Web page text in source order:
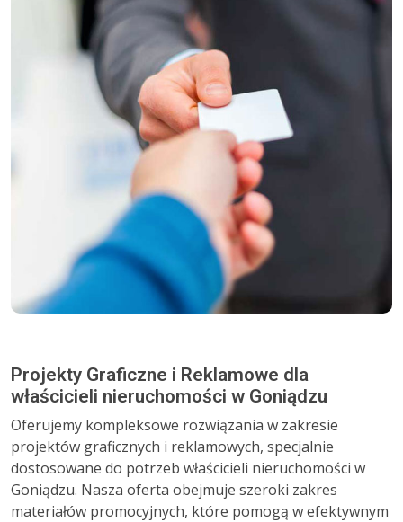
Projekty Graficzne i Reklamowe dla
właścicieli nieruchomości w Goniądzu
Oferujemy kompleksowe rozwiązania w zakresie
projektów graficznych i reklamowych, specjalnie
dostosowane do potrzeb właścicieli nieruchomości w
Goniądzu. Nasza oferta obejmuje szeroki zakres
materiałów promocyjnych, które pomogą w efektywnym